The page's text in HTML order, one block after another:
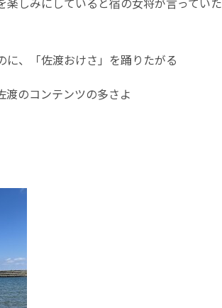
、「佐渡おけさ」を踊りたがる
渡のコンテンツの多さよ